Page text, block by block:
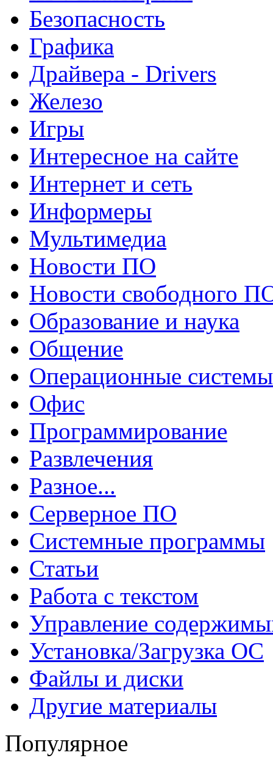
Безопасность
Графика
Драйвера - Drivers
Железо
Игры
Интересное на сайте
Интернет и сеть
Информеры
Мультимедиа
Новости ПО
Новости свободного
Образование и наука
Общение
Операционные системы
Офис
Программирование
Развлечения
Разное...
Серверное ПО
Системные программы
Статьи
Работа с текстом
Управление
Установка/Загрузка ОС
Файлы и диски
Другие материалы
Популярное